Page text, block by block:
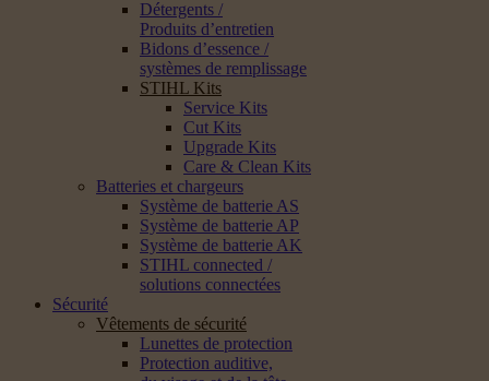
Détergents /
Produits d’entretien
Bidons d’essence /
systèmes de remplissage
STIHL Kits
Service Kits
Cut Kits
Upgrade Kits
Care & Clean Kits
Batteries et chargeurs
Système de batterie AS
Système de batterie AP
Système de batterie AK
STIHL connected /
solutions connectées
Sécurité
Vêtements de sécurité
Lunettes de protection
Protection auditive,